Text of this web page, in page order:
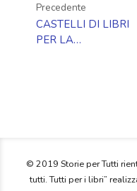
Precedente
CASTELLI DI LIBRI
PER LA
© 2019 Storie per Tutti
tutti. Tutti per i libri”